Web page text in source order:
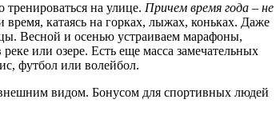
на улице. Причем время года – не
катаясь на горках, лыжах, коньках. Даже
Весной и осенью устраиваем марафоны,
или озере. Есть еще масса замечательных
футбол или волейбол.
внешним видом. Бонусом для спортивных людей